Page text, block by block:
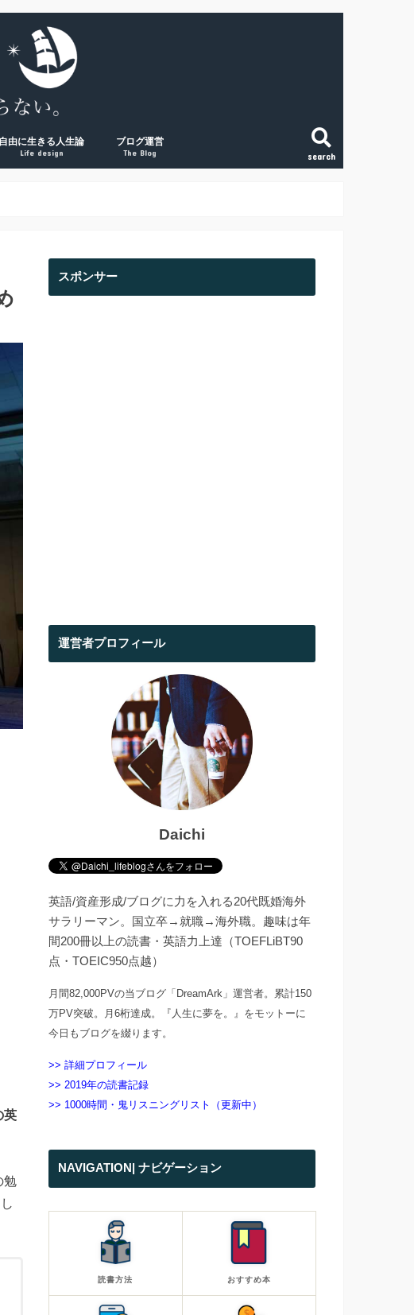
search
自由に生きる人生論
Life design
ブログ運営
The Blog
英
勉
スポンサー
運営者プロフィール
Daichi
英語/資産形成/ブログに力を入れる20代既婚海外
サラリーマン。国立卒→就職→海外職。趣味は年
間200冊以上の読書・英語力上達（TOEFLiBT90
点・TOEIC950点越）
月間82,000PVの当ブログ「DreamArk」運営者。累計150
万PV突破。月6桁達成。『人生に夢を。』をモットーに
今日もブログを綴ります。
>> 詳細プロフィール
>> 2019年の読書記録
>> 1000時間・鬼リスニングリスト（更新中）
NAVIGATION| ナビゲーション
読書方法 おすすめ本